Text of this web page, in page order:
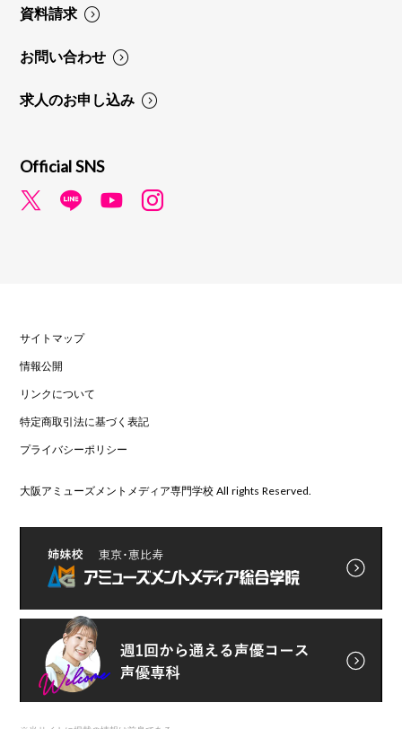
資料請求
お問い合わせ
求人のお申し込み
Official SNS
サイトマップ
情報公開
リンクについて
特定商取引法に基づく表記
プライバシーポリシー
大阪アミューズメントメディア専門学校 All rights Reserved.